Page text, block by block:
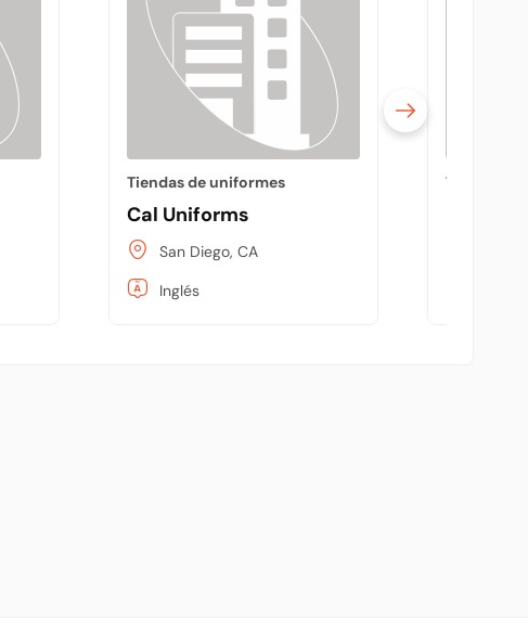
Tiendas de uniformes
Cal Uniforms
San Diego, CA
Inglés
Tiendas